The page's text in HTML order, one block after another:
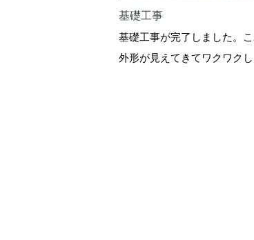
基礎工事
基礎工事が完了しました。
外形が見えてきてワクワクし